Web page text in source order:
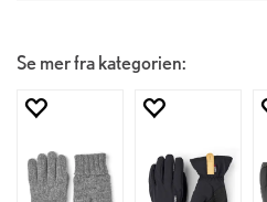
Se mer fra kategorien: